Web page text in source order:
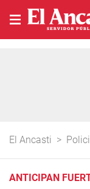
El Ancasti >
ANTICIPAN